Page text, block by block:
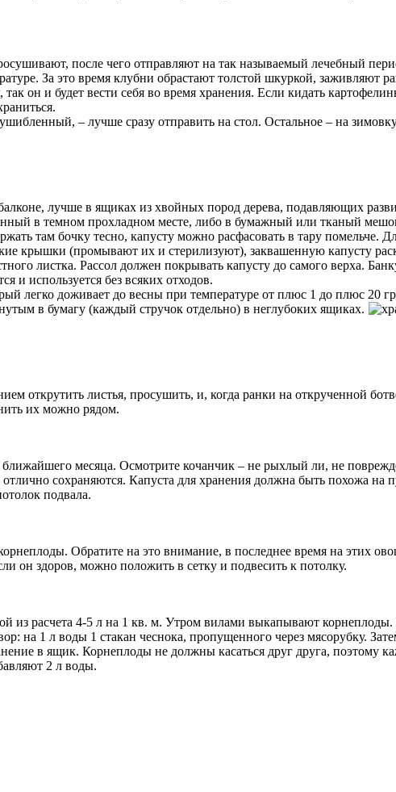
после чего отправляют на так называемый лечебный
За это время клубни обрастают толстой шкуркой, заживляют
он и будет вести себя во время хранения. Если кидать
– лучше сразу отправить на стол. Остальное – на
лучше в ящиках из хвойных пород дерева, подавляющих
в темном прохладном месте, либо в бумажный или тканый
там бочку тесно, капусту можно расфасовать в тару помельче.
крышки (промывают их и стерилизуют), заквашенную капусту
листка. Рассол должен покрывать капусту до самого верха.
и используется без всяких отходов.
легко доживает до весны при температуре от плюс 1 до плюс 20
в бумагу (каждый стручок отдельно) в неглубоких ящиках.
открутить листья, просушить, и, когда ранки на открученной
их можно рядом.
месяца. Осмотрите кочанчик – не рыхлый ли, не
сохраняются. Капуста для хранения должна быть похожа на
подвала.
Обратите на это внимание, в последнее время на этих
он здоров, можно положить в сетку и подвесить к потолку.
из расчета 4-5 л на 1 кв. м. Утром вилами выкапывают
на 1 л воды 1 стакан чеснока, пропущенного через мясорубку.
в ящик. Корнеплоды не должны касаться друг друга, поэтому
2 л воды.